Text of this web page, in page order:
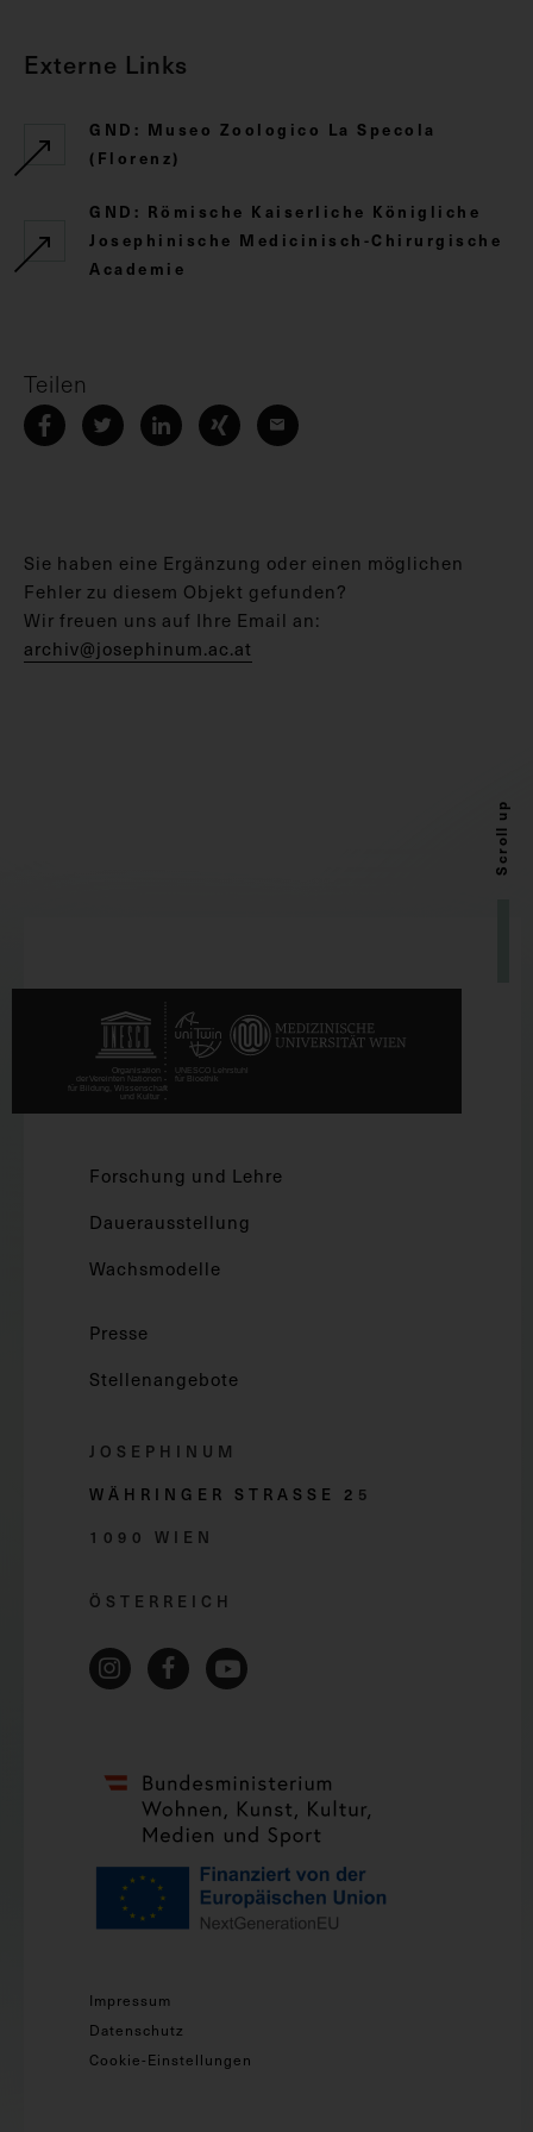
Externe Links
GND: Museo Zoologico La Specola
(Florenz)
GND: Römische Kaiserliche Königliche
Josephinische Medicinisch-Chirurgische
Academie
Teilen
Sie haben eine Ergänzung oder einen möglichen
Fehler zu diesem Objekt gefunden?
Wir freuen uns auf Ihre Email an:
archiv@josephinum.ac.at
Scroll up
Forschung und Lehre
Dauerausstellung
Wachsmodelle
Presse
Stellenangebote
JOSEPHINUM
WÄHRINGER STRASSE 2 5
1090 WIEN
ÖSTERREICH
Impressum
Datenschutz
Cookie-Einstellungen